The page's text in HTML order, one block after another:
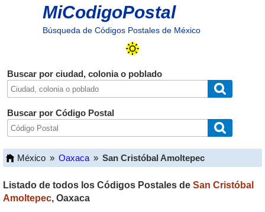
MiCodigoPostal
Búsqueda de Códigos Postales de México
Buscar por ciudad, colonia o poblado
Buscar por Código Postal
México » Oaxaca » San Cristóbal Amoltepec
Listado de todos los Códigos Postales de San Cristóbal
Amoltepec, Oaxaca